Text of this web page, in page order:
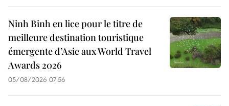
Ninh Binh en lice pour le titre de
meilleure destination touristique
émergente d’Asie aux World Travel
Awards 2026
05/08/2026 07:56